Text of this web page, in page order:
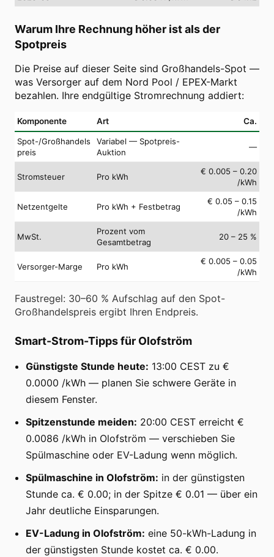
Warum Ihre Rechnung höher ist als der
Spotpreis
Die Preise auf dieser Seite sind Großhandels-Spot —
was Versorger auf dem Nord Pool / EPEX-Markt
bezahlen. Ihre endgültige Stromrechnung addiert:
Komponente Art Ca.
Spot-/Großhandels
preis
Variabel — Spotpreis-
Auktion
—
Stromsteuer Pro kWh
€ 0.005 – 0.20
/kWh
Netzentgelte Pro kWh + Festbetrag
€ 0.05 – 0.15
/kWh
MwSt.
Prozent vom
Gesamtbetrag
20 – 25 %
Versorger-Marge Pro kWh
€ 0.005 – 0.05
/kWh
Faustregel: 30–60 % Aufschlag auf den Spot-
Großhandelspreis ergibt Ihren Endpreis.
Smart-Strom-Tipps für Olofström
Günstigste Stunde heute: 13:00 CEST zu €
0.0000 /kWh — planen Sie schwere Geräte in
diesem Fenster.
Spitzenstunde meiden: 20:00 CEST erreicht €
0.0086 /kWh in Olofström — verschieben Sie
Spülmaschine oder EV-Ladung wenn möglich.
Spülmaschine in Olofström: in der günstigsten
Stunde ca. € 0.00; in der Spitze € 0.01 — über ein
Jahr deutliche Einsparungen.
EV-Ladung in Olofström: eine 50-kWh-Ladung in
der günstigsten Stunde kostet ca. € 0.00.